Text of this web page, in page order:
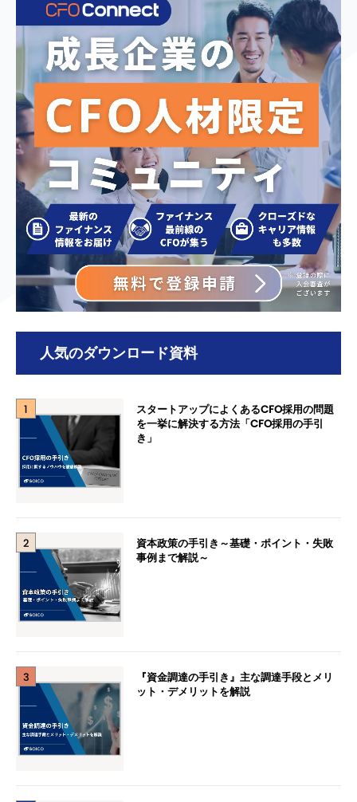
人気のダウンロード資料
1
スタートアップによくあるCFO採用の問題
を一挙に解決する方法「CFO採用の手引
き」
2
資本政策の手引き～基礎・ポイント・失敗
事例まで解説～
3
『資金調達の手引き』主な調達手段とメリ
ット・デメリットを解説